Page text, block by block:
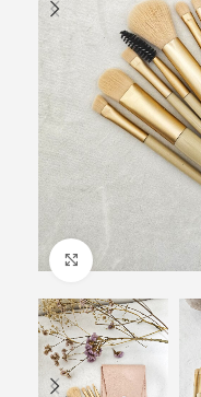
Click to enlarge